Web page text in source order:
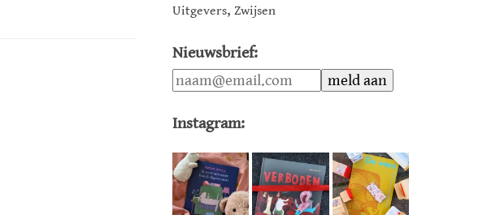
Uitgevers, Zwijsen
Nieuwsbrief:
Instagram: